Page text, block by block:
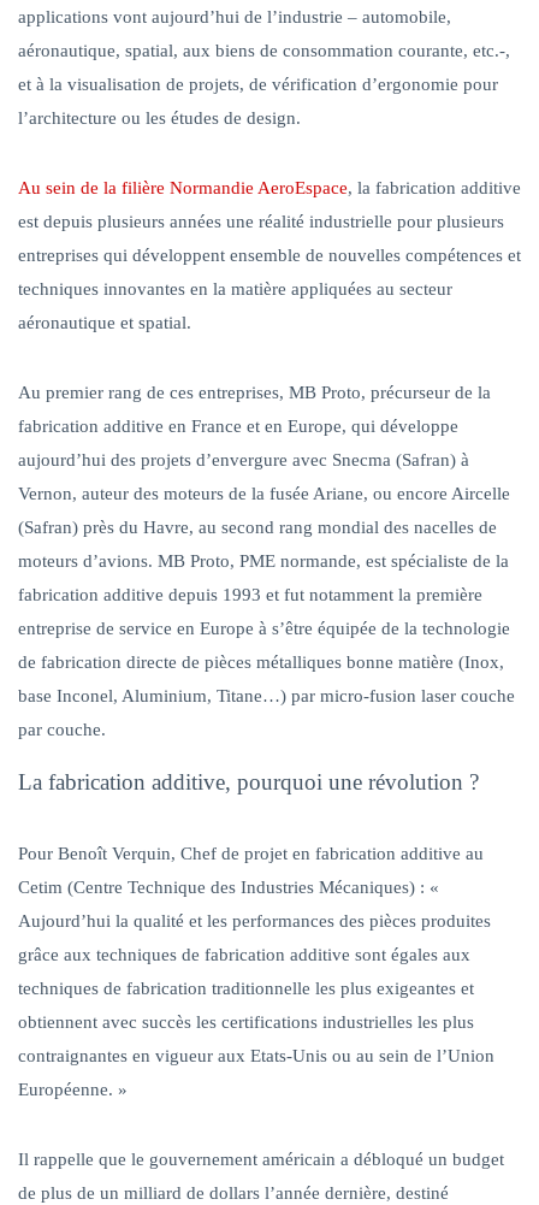
applications vont aujourd’hui de l’industrie – automobile,
aéronautique, spatial, aux biens de consommation courante, etc.-,
et à la visualisation de projets, de vérification d’ergonomie pour
l’architecture ou les études de design.
Au sein de la filière Normandie AeroEspace, la fabrication additive
est depuis plusieurs années une réalité industrielle pour plusieurs
entreprises qui développent ensemble de nouvelles compétences et
techniques innovantes en la matière appliquées au secteur
aéronautique et spatial.
Au premier rang de ces entreprises, MB Proto, précurseur de la
fabrication additive en France et en Europe, qui développe
aujourd’hui des projets d’envergure avec Snecma (Safran) à
Vernon, auteur des moteurs de la fusée Ariane, ou encore Aircelle
(Safran) près du Havre, au second rang mondial des nacelles de
moteurs d’avions. MB Proto, PME normande, est spécialiste de la
fabrication additive depuis 1993 et fut notamment la première
entreprise de service en Europe à s’être équipée de la technologie
de fabrication directe de pièces métalliques bonne matière (Inox,
base Inconel, Aluminium, Titane…) par micro-fusion laser couche
par couche.
La fabrication additive, pourquoi une révolution ?
Pour Benoît Verquin, Chef de projet en fabrication additive au
Cetim (Centre Technique des Industries Mécaniques) : «
Aujourd’hui la qualité et les performances des pièces produites
grâce aux techniques de fabrication additive sont égales aux
techniques de fabrication traditionnelle les plus exigeantes et
obtiennent avec succès les certifications industrielles les plus
contraignantes en vigueur aux Etats-Unis ou au sein de l’Union
Européenne. »
Il rappelle que le gouvernement américain a débloqué un budget
de plus de un milliard de dollars l’année dernière, destiné